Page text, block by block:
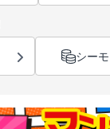
シー